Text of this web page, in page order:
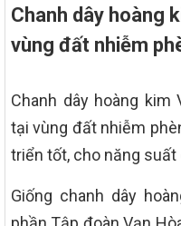
Chanh dây hoàng
vùng đất nhiễm
Chanh dây hoàng
tại vùng đất nhiễm
triển tốt, cho năng suất
Giống chanh dây